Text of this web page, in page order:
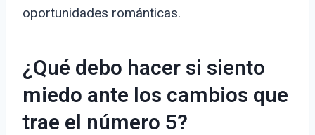
oportunidades románticas.
¿Qué debo hacer si siento
miedo ante los cambios que
trae el número 5?